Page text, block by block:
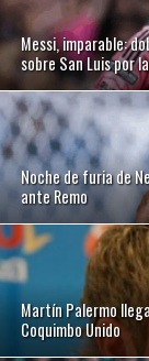
Messi, imparable:
sobre San Luis por
Noche de furia de
ante Remo
Martín Palermo
Coquimbo Unido